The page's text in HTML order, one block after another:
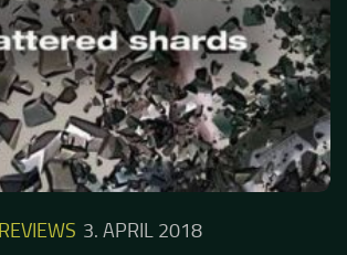
REVIEWS 3. APRIL 2018